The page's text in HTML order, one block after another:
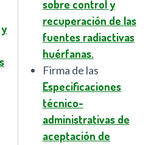
sobre control y
recuperación de las
fuentes radiactivas
huérfanas.
Firma de las
Especificaciones
técnico-
administrativas de
aceptación de